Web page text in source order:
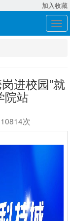
加入收藏
展
开
进校园”就
院站
次